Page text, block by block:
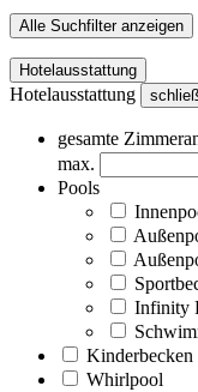
Alle Suchfilter anzeigen
Hotelausstattung
Hotelausstattung
gesamte
max.
Pools
Infinity
Kinderbecken
Whirlpool